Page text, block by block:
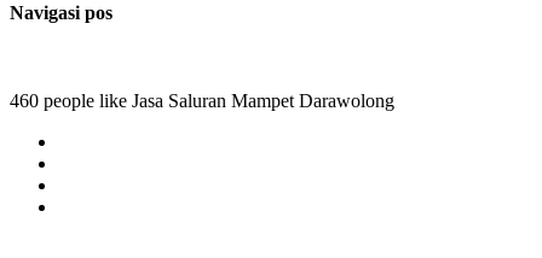
Navigasi pos
460 people like Jasa Saluran Mampet Darawolong